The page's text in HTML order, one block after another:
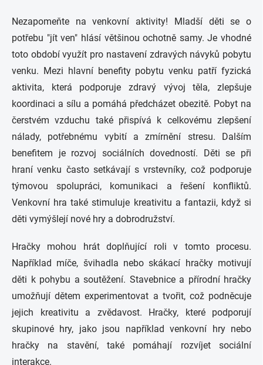
Nezapomeňte na venkovní aktivity! Mladší děti se o
potřebu "jít ven" hlásí většinou ochotně samy. Je vhodné
toto období využít pro nastavení zdravých návyků pobytu
venku. Mezi hlavní benefity pobytu venku patří fyzická
aktivita, která podporuje zdravý vývoj těla, zlepšuje
koordinaci a sílu a pomáhá předcházet obezitě. Pobyt na
čerstvém vzduchu také přispívá k celkovému zlepšení
nálady, potřebnému vybití a zmírnění stresu. Dalším
benefitem je rozvoj sociálních dovedností. Děti se při
hraní venku často setkávají s vrstevníky, což podporuje
týmovou spolupráci, komunikaci a řešení konfliktů.
Venkovní hra také stimuluje kreativitu a fantazii, když si
děti vymýšlejí nové hry a dobrodružství.
Hračky mohou hrát doplňující roli v tomto procesu.
Například míče, švihadla nebo skákací hračky motivují
děti k pohybu a soutěžení. Stavebnice a přírodní hračky
umožňují dětem experimentovat a tvořit, což podněcuje
jejich kreativitu a zvědavost. Hračky, které podporují
skupinové hry, jako jsou například venkovní hry nebo
hračky na stavění, také pomáhají rozvíjet sociální
interakce.